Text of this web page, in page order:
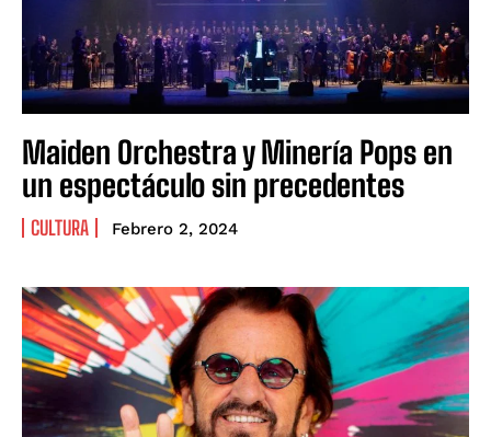
Maiden Orchestra y Minería Pops en
un espectáculo sin precedentes
CULTURA Febrero 2, 2024